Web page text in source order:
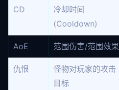
CD
冷却时间
(Cooldown)
AoE 范围伤害/范围效果
仇恨
怪物对玩家的攻击
目标